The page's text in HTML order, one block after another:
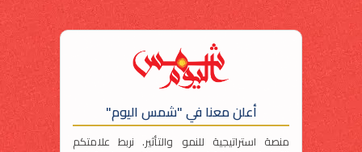
أعلن معنا في "شمس اليوم"
منصة استراتيجية للنمو والتأثير. نربط علامتكم